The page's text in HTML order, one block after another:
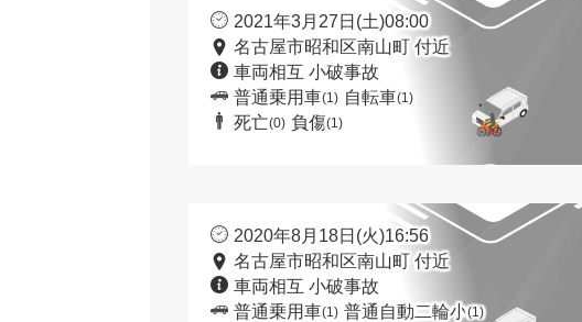
2021年3月27日(土)08:00
名古屋市昭和区南山町 付近
車両相互 小破事故
普通乗用車(1) 自転車(1)
死亡(0) 負傷(1)
2020年8月18日(火)16:56
名古屋市昭和区南山町 付近
車両相互 小破事故
普通乗用車(1) 普通自動二輪小(1)